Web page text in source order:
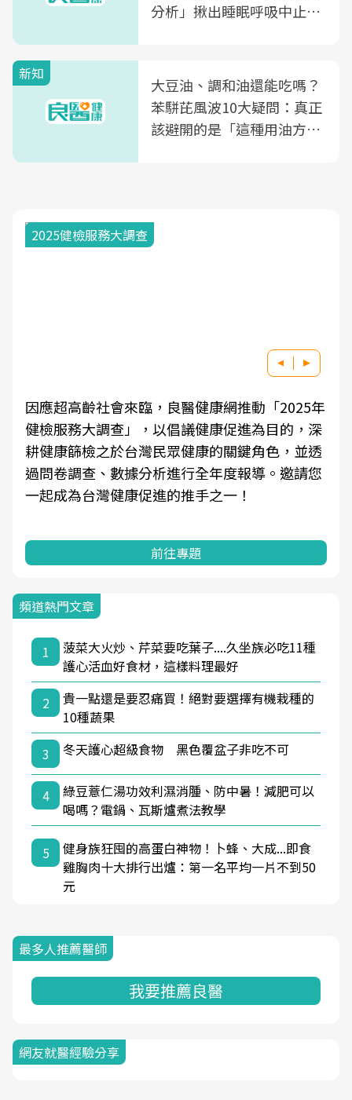
分析」揪出睡眠呼吸中止症
新知
大豆油、調和油還能吃嗎？
苯駢芘風波10大疑問：真正
該避開的是「這種用油方
2025健檢服務大調查
因應超高齡社會來臨，良醫健康網推動「2025年
健檢服務大調查」，以倡議健康促進為目的，深
耕健康篩檢之於台灣民眾健康的關鍵角色，並透
過問卷調查、數據分析進行全年度報導。邀請您
一起成為台灣健康促進的推手之一！
前往專題
頻道熱門文章
1
菠菜大火炒、芹菜要吃葉子....久坐族必吃11種
護心活血好食材，這樣料理最好
2
貴一點還是要忍痛買！絕對要選擇有機栽種的
10種蔬果
3
冬天護心超級食物 黑色覆盆子非吃不可
4
綠豆薏仁湯功效利濕消腫、防中暑！減肥可以
喝嗎？電鍋、瓦斯爐煮法教學
5
健身族狂囤的高蛋白神物！卜蜂、大成...即食
雞胸肉十大排行出爐：第一名平均一片不到50
元
最多人推薦醫師
我要推薦良醫
網友就醫經驗分享